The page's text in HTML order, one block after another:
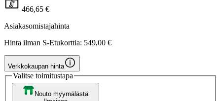
466,65 €
Asiakasomistajahinta
Hinta ilman S-Etukorttia: 549,00 €
Verkkokaupan hinta
Valitse toimitustapa
Nouto myymälästä